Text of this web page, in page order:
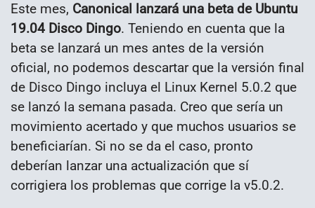
Este mes, Canonical lanzará una beta de Ubuntu
19.04 Disco Dingo. Teniendo en cuenta que la
beta se lanzará un mes antes de la versión
oficial, no podemos descartar que la versión final
de Disco Dingo incluya el Linux Kernel 5.0.2 que
se lanzó la semana pasada. Creo que sería un
movimiento acertado y que muchos usuarios se
beneficiarían. Si no se da el caso, pronto
deberían lanzar una actualización que sí
corrigiera los problemas que corrige la v5.0.2.